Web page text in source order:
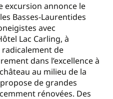
excursion annonce le
Basses-Laurentides
avec
Lac Carling, à
de
dans l’excellence à
au milieu de la
de grandes
rénovées. Des